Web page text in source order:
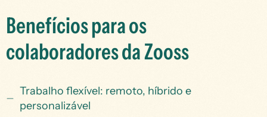
Benefícios para os
colaboradores da Zooss
Trabalho flexível: remoto, híbrido e
personalizável